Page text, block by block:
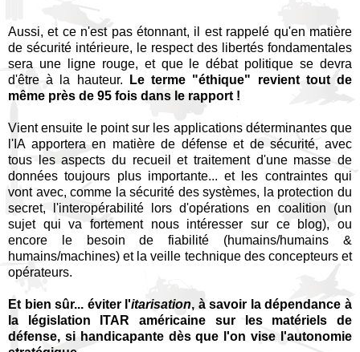
Aussi, et ce n'est pas étonnant, il est rappelé qu'en matière
de sécurité intérieure, le respect des libertés fondamentales
sera une ligne rouge, et que le débat politique se devra
d'être à la hauteur.
Le terme "éthique" revient tout de
même près de 95 fois dans le rapport !
Vient ensuite le point sur les applications déterminantes que
l'IA apportera en matière de défense et de sécurité, avec
tous les aspects du recueil et traitement d'une masse de
données toujours plus importante... et les contraintes qui
vont avec, comme la sécurité des systèmes, la protection du
secret, l'interopérabilité lors d'opérations en coalition (un
sujet qui va fortement nous intéresser sur ce blog), ou
encore le besoin de fiabilité (humains/humains &
humains/machines) et la veille technique des concepteurs et
opérateurs.
Et bien sûr... éviter l'itarisation, à savoir la dépendance à
la législation ITAR américaine sur les matériels de
défense, si handicapante dès que l'on vise l'autonomie